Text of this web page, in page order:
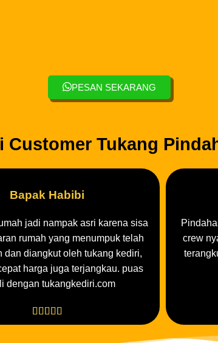
PESAN SEKARANG
Customer Tukang
Bapak Habibi
jadi nampak asri karena sisa
rumah yang menumpuk telah
dan diangkut oleh tukang kediri,
harga juga terjangkau. puas
dengan tukangkediri.com
    
crew